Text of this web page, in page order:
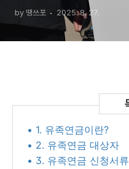
by 땡쓰포 2025. 8. 27.
• 1. 유족연금이란?
• 2. 유족연금 대상자
• 3. 유족연금 신청서류